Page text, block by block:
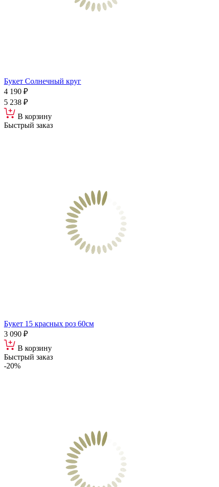
Букет Солнечный круг
4 190 ₽
5 238 ₽
В корзину
Быстрый заказ
Букет 15 красных роз 60см
3 090 ₽
В корзину
Быстрый заказ
-20%